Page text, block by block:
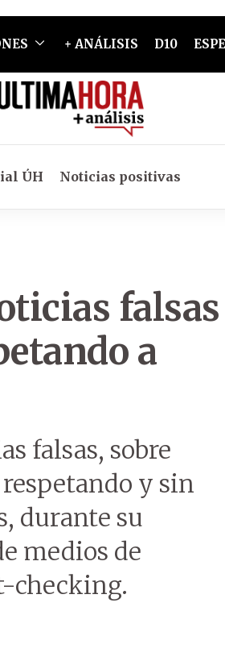
+ ANÁLISIS D10
ÚH Noticias positivas
falsas
a
falsas, sobre
y sin
durante su
medios de
checking.